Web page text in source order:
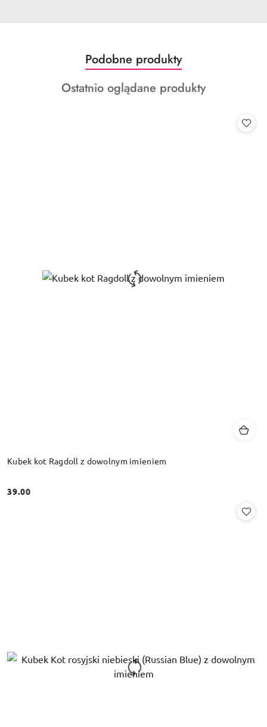
Pomiń karuzelę produktów
Produkty
o
statusie:
Podobne produkty
Produkty
Ostatnio oglądane produkty
Kubek kot Ragdoll z dowolnym imieniem
Cena:
39.00